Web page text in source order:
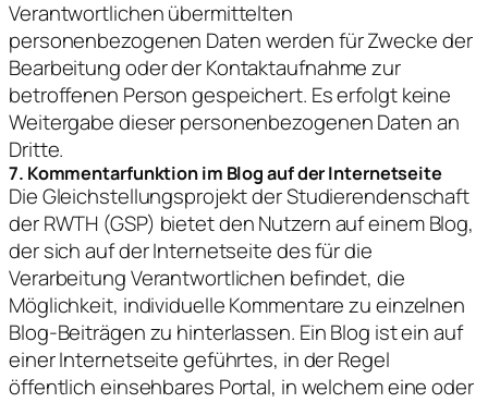
Verantwortlichen übermittelten
personenbezogenen Daten werden für Zwecke der
Bearbeitung oder der Kontaktaufnahme zur
betroffenen Person gespeichert. Es erfolgt keine
Weitergabe dieser personenbezogenen Daten an
Dritte.
7. Kommentarfunktion im Blog auf der Internetseite
Die Gleichstellungsprojekt der Studierendenschaft
der RWTH (GSP) bietet den Nutzern auf einem Blog,
der sich auf der Internetseite des für die
Verarbeitung Verantwortlichen befindet, die
Möglichkeit, individuelle Kommentare zu einzelnen
Blog-Beiträgen zu hinterlassen. Ein Blog ist ein auf
einer Internetseite geführtes, in der Regel
öffentlich einsehbares Portal, in welchem eine oder